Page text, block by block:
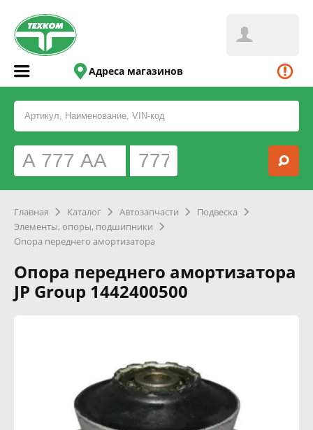
Адреса магазинов
Главная Каталог Автозапчасти
Подвеска
Элементы, опоры, подшипники
Опора переднего амортизатора
Опора переднего амортизатора
JP Group 1442400500